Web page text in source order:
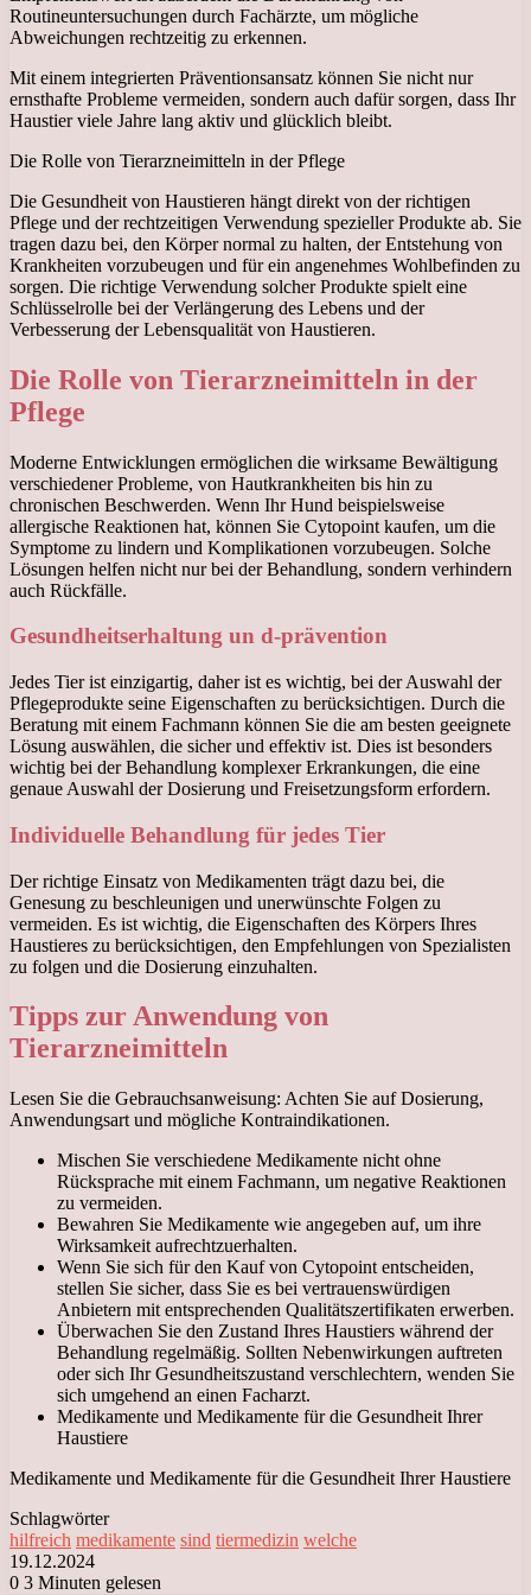
Routineuntersuchungen durch Fachärzte, um mögliche
Abweichungen rechtzeitig zu erkennen.
Mit einem integrierten Präventionsansatz können Sie nicht nur
ernsthafte Probleme vermeiden, sondern auch dafür sorgen, dass Ihr
Haustier viele Jahre lang aktiv und glücklich bleibt.
Die Rolle von Tierarzneimitteln in der Pflege
Die Gesundheit von Haustieren hängt direkt von der richtigen
Pflege und der rechtzeitigen Verwendung spezieller Produkte ab. Sie
tragen dazu bei, den Körper normal zu halten, der Entstehung von
Krankheiten vorzubeugen und für ein angenehmes Wohlbefinden zu
sorgen. Die richtige Verwendung solcher Produkte spielt eine
Schlüsselrolle bei der Verlängerung des Lebens und der
Verbesserung der Lebensqualität von Haustieren.
Die Rolle von Tierarzneimitteln in der
Pflege
Moderne Entwicklungen ermöglichen die wirksame Bewältigung
verschiedener Probleme, von Hautkrankheiten bis hin zu
chronischen Beschwerden. Wenn Ihr Hund beispielsweise
allergische Reaktionen hat, können Sie Cytopoint kaufen, um die
Symptome zu lindern und Komplikationen vorzubeugen. Solche
Lösungen helfen nicht nur bei der Behandlung, sondern verhindern
auch Rückfälle.
Gesundheitserhaltung un d-prävention
Jedes Tier ist einzigartig, daher ist es wichtig, bei der Auswahl der
Pflegeprodukte seine Eigenschaften zu berücksichtigen. Durch die
Beratung mit einem Fachmann können Sie die am besten geeignete
Lösung auswählen, die sicher und effektiv ist. Dies ist besonders
wichtig bei der Behandlung komplexer Erkrankungen, die eine
genaue Auswahl der Dosierung und Freisetzungsform erfordern.
Individuelle Behandlung für jedes Tier
Der richtige Einsatz von Medikamenten trägt dazu bei, die
Genesung zu beschleunigen und unerwünschte Folgen zu
vermeiden. Es ist wichtig, die Eigenschaften des Körpers Ihres
Haustieres zu berücksichtigen, den Empfehlungen von Spezialisten
zu folgen und die Dosierung einzuhalten.
Tipps zur Anwendung von
Tierarzneimitteln
Lesen Sie die Gebrauchsanweisung: Achten Sie auf Dosierung,
Anwendungsart und mögliche Kontraindikationen.
Mischen Sie verschiedene Medikamente nicht ohne
Rücksprache mit einem Fachmann, um negative Reaktionen
zu vermeiden.
Bewahren Sie Medikamente wie angegeben auf, um ihre
Wirksamkeit aufrechtzuerhalten.
Wenn Sie sich für den Kauf von Cytopoint entscheiden,
stellen Sie sicher, dass Sie es bei vertrauenswürdigen
Anbietern mit entsprechenden Qualitätszertifikaten erwerben.
Überwachen Sie den Zustand Ihres Haustiers während der
Behandlung regelmäßig. Sollten Nebenwirkungen auftreten
oder sich Ihr Gesundheitszustand verschlechtern, wenden Sie
sich umgehend an einen Facharzt.
Medikamente und Medikamente für die Gesundheit Ihrer
Haustiere
Medikamente und Medikamente für die Gesundheit Ihrer Haustiere
Schlagwörter
hilfreich medikamente sind tiermedizin welche
19.12.2024
0 3 Minuten gelesen